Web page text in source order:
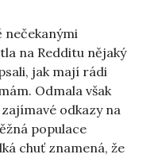
nečekanými
na Redditu nějaký
jak mají rádi
Odmala však
odkazy na
populace
chuť znamená, že